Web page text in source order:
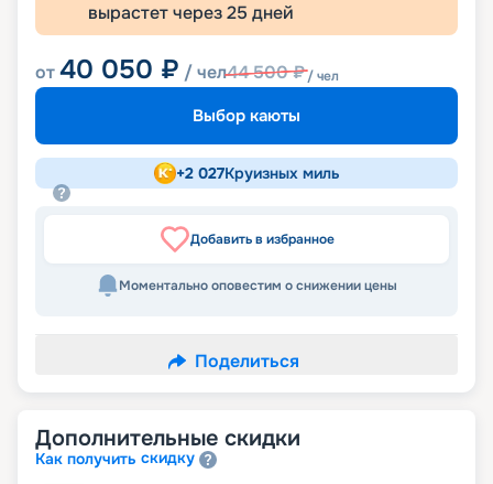
вырастет через25 дней
от40 050 ₽ / чел44 500₽/ чел
Выбор каюты
+2 027Круизных миль
Добавить в избранное
Моментально оповестим о снижении цены
Поделиться
Дополнительные скидки
Как получить скидку